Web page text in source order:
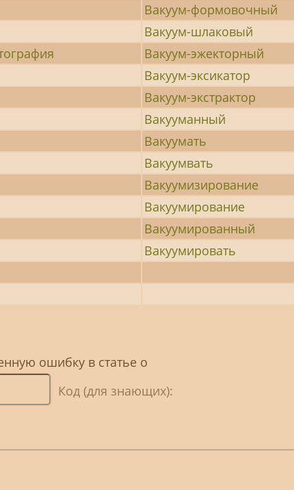
Вакуум-формовочный
Вакуум-шлаковый
Вакуум-эжекторный
Вакуум-эксикатор
Вакуум-экстрактор
Вакууманный
Вакуумать
Вакуумвать
Вакуумизирование
Вакуумирование
Вакуумированный
Вакуумировать
ошибку в статье о
Код (для знающих):